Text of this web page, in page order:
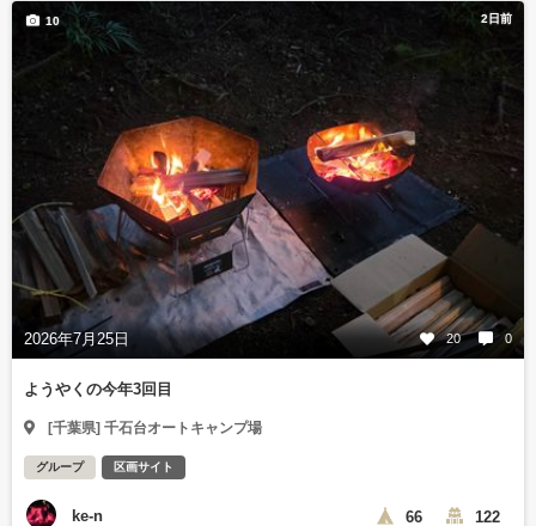
2日前
2026年7月25日 20 0
10
ようやくの今年3回目
[千葉県] 千石台オートキャンプ場
グループ 区画サイト
ke-n 66 122